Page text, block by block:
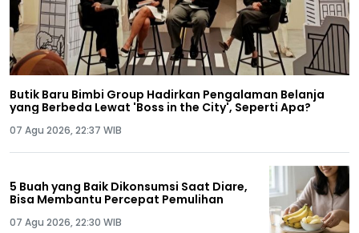
Butik Baru Bimbi Group Hadirkan Pengalaman Belanja
yang Berbeda Lewat 'Boss in the City', Seperti Apa?
07 Agu 2026, 22:37 WIB
5 Buah yang Baik Dikonsumsi Saat Diare,
Bisa Membantu Percepat Pemulihan
07 Agu 2026, 22:30 WIB